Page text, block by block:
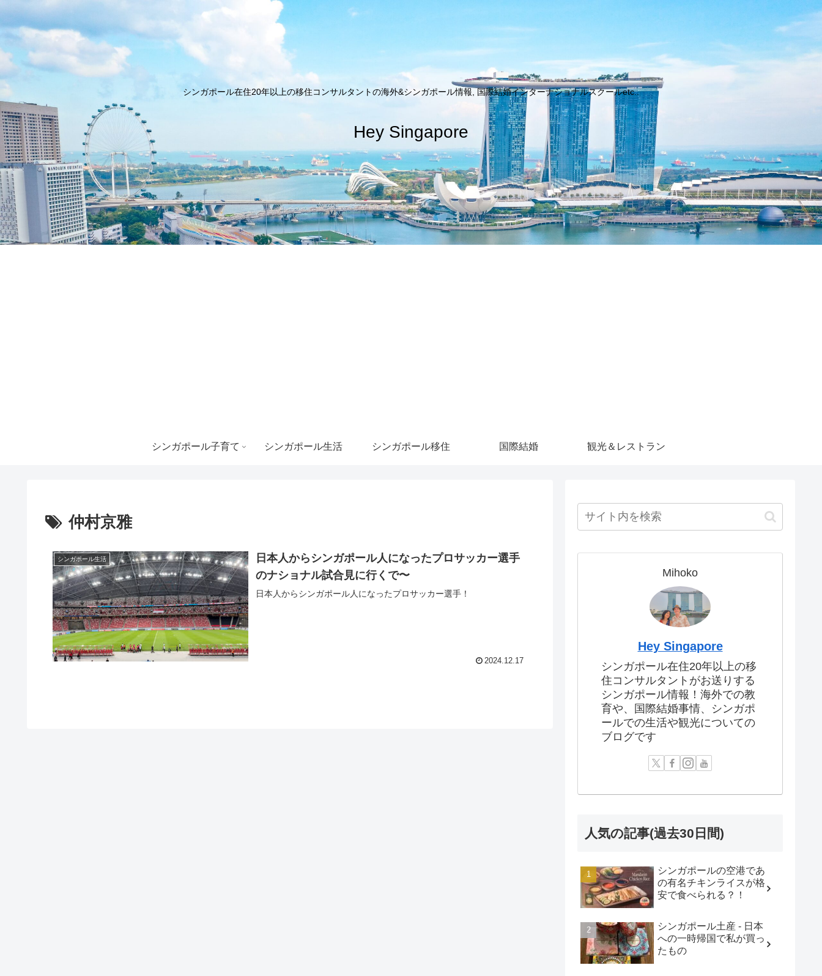
シンガポール在住20年以上の移住コンサルタントの海外&シンガポール情報, 国際結婚インターナショナルスクールetc..
Hey Singapore
シンガポール子育て シンガポール生活 シンガポール移住 国際結婚 観光＆レストラン
仲村京雅
シンガポール生活
日本人からシンガポール人になったプロサッカー選手
のナショナル試合見に行くで〜
日本人からシンガポール人になったプロサッカー選手！
2024.12.17
Mihoko
Hey Singapore
シンガポール在住20年以上の移
住コンサルタントがお送りする
シンガポール情報！海外での教
育や、国際結婚事情、シンガポ
ールでの生活や観光についての
ブログです
人気の記事(過去30日間)
シンガポールの空港であ
の有名チキンライスが格
安で食べられる？！
シンガポール土産 - 日本
への一時帰国で私が買っ
たもの